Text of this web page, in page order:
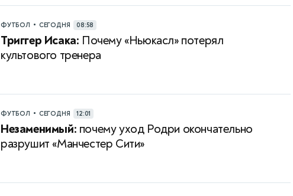
ФУТБОЛ • СЕГОДНЯ 08:58
Триггер Исака: Почему «Ньюкасл» потерял
культового тренера
ФУТБОЛ • СЕГОДНЯ 12:01
Незаменимый: почему уход Родри окончательно
разрушит «Манчестер Сити»